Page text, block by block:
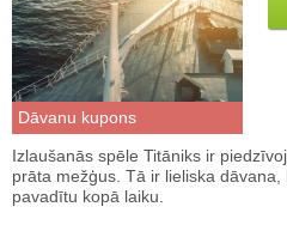
Dāvanu kupons
Izlaušanās spēle Titāniks ir
prāta mežģus. Tā ir lieliska
pavadītu kopā laiku.